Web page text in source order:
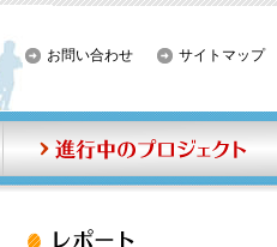
お問い合わせ サイトマップ